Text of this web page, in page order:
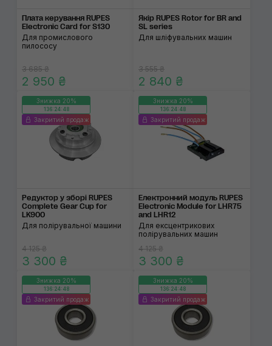
Плата керування RUPES
Electronic Card for S130
Для промислового
пилососу
3 685 ₴
2 950 ₴
Якір RUPES Rotor for BR and
SL series
Для шліфувальних машин
3 555 ₴
2 840 ₴
Знижка 20%
136:24:48
Закритий продаж
Редуктор у зборі RUPES
Complete Gear Cup for
LK900
Для полірувальної машини
4 125 ₴
3 300 ₴
Знижка 20%
136:24:48
Закритий продаж
Електронний модуль RUPES
Electronic Module for LHR75
and LHR12
Для ексцентрикових
полірувальних машин
4 125 ₴
3 300 ₴
Знижка 20%
136:24:48
Закритий продаж
Знижка 20%
136:24:48
Закритий продаж